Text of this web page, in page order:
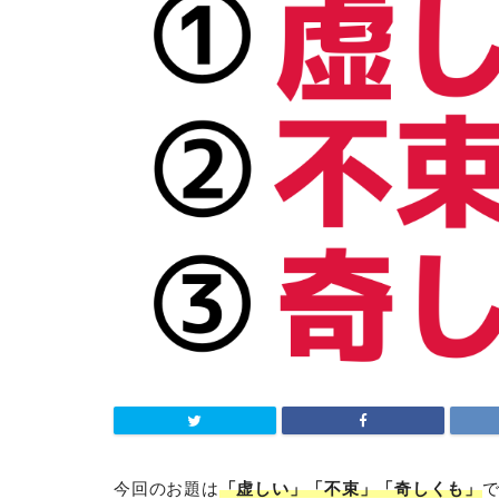
今回のお題は「虚しい」「不束」「奇しくも」